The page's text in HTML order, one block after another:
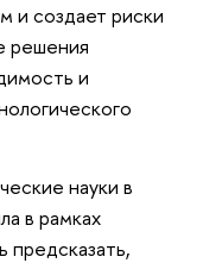
и создает риски
решения
и
науки в
в рамках